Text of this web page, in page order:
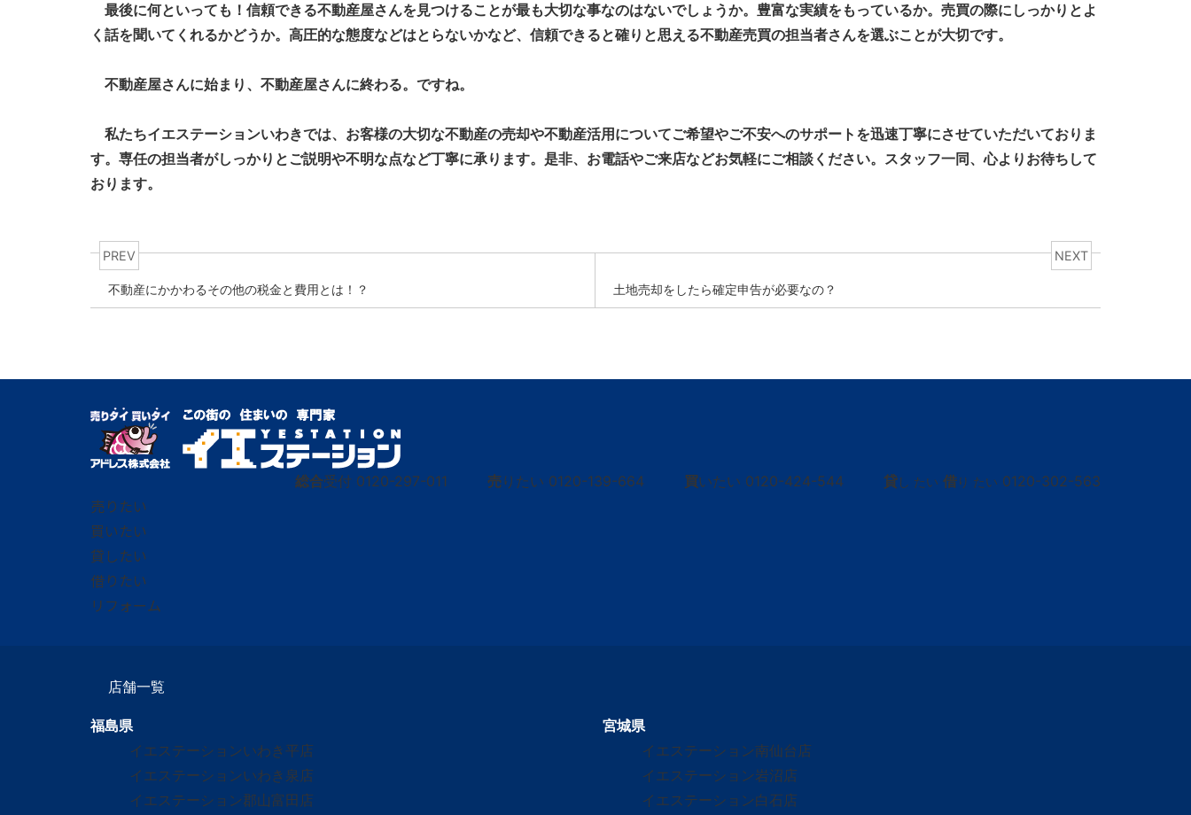
最後に何といっても！信頼できる不動産屋さんを見つけることが最も大切な事なのはないでしょうか。豊富な実績をもっているか。売買の際にしっかりとよ
く話を聞いてくれるかどうか。高圧的な態度などはとらないかなど、信頼できると確りと思える不動産売買の担当者さんを選ぶことが大切です。
不動産屋さんに始まり、不動産屋さんに終わる。ですね。
私たちイエステーションいわきでは、お客様の大切な不動産の売却や不動産活用についてご希望やご不安へのサポートを迅速丁寧にさせていただいておりま
す。専任の担当者がしっかりとご説明や不明な点など丁寧に承ります。是非、お電話やご来店などお気軽にご相談ください。スタッフ一同、心よりお待ちして
おります。
PREV
不動産にかかわるその他の税金と費用とは！？
NEXT
土地売却をしたら確定申告が必要なの？
総合受付 0120-297-011 売りたい 0120-139-664 買いたい 0120-424-544 貸し たい 借り たい 0120-302-563
売りたい
買いたい
貸したい
借りたい
リフォーム
店舗一覧
福島県
イエステーションいわき平店
イエステーションいわき泉店
イエステーション郡山富田店
宮城県
イエステーション南仙台店
イエステーション岩沼店
イエステーション白石店